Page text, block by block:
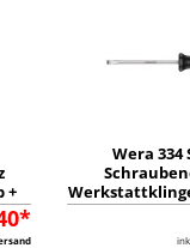
+
Wera 334
mm -